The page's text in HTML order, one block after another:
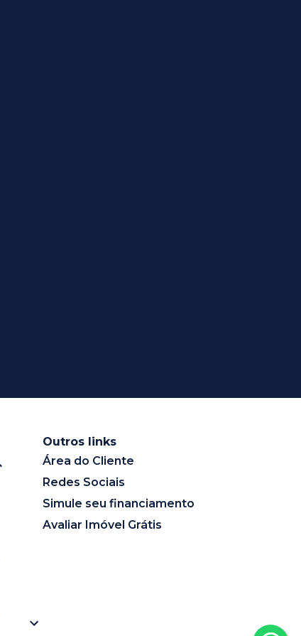
Outros links
Área do Cliente
Redes Sociais
Simule seu financiamento
Avaliar Imóvel Grátis